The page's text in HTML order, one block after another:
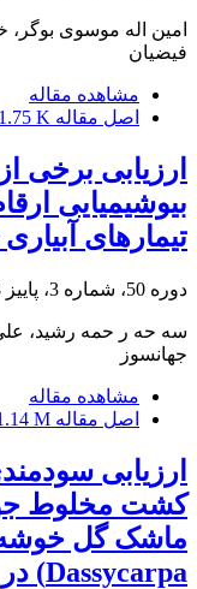
امین اله موسوی
فیضیان
مشاهده مقاله
اصل مقاله K
ارزیابی برخی
بیوشیمیایی
تیمارهای
دوره 50، شماره 3، پاییز 1398، صفحه
سه حه ر حمه رشید،
جهانسوز
مشاهده مقاله
اصل مقاله M
ارزیابی
Dassycarpa) در سطوح مختلف کود نیتروژن